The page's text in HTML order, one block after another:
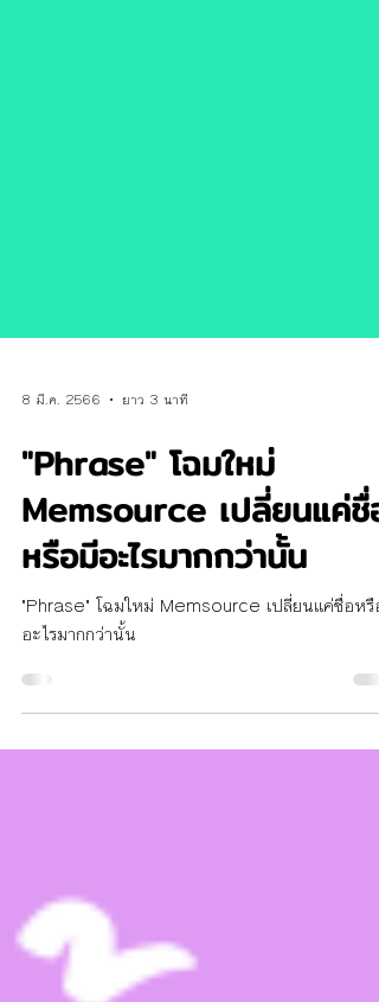
8 มี.ค. 2566 ยาว 3 นาที
"Phrase" โฉมใหม่
Memsource เปลี่ยนแค่ชื่อ
หรือมีอะไรมากกว่านั้น
อะไรมากกว่านั้น